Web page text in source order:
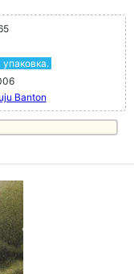
Banton